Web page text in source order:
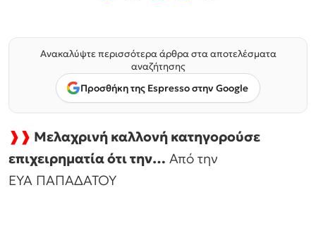
Ανακαλύψτε περισσότερα άρθρα στα αποτελέσματα
αναζήτησης
Προσθήκη της Espresso στην Google
❱❱ Μελαχρινή καλλονή κατηγορούσε
επιχειρηματία ότι την… Από την
ΕΥΑ ΠΑΠΑΔΑΤΟΥ